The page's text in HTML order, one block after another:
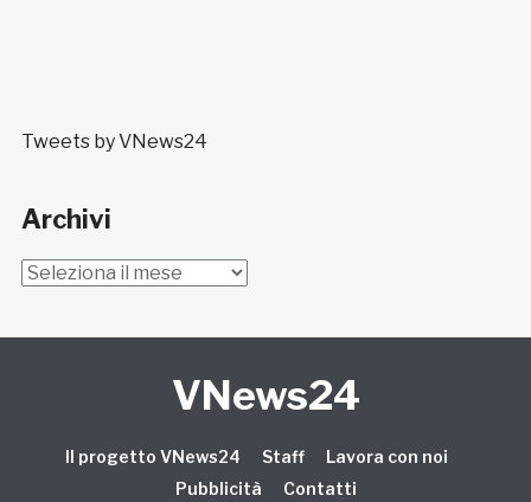
Tweets by VNews24
Archivi
Archivi
VNews24
Il progetto VNews24 Staff
Lavora con noi
Pubblicità
Contatti